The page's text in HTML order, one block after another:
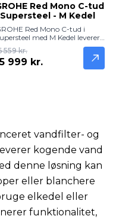
Red Mono C-tud
- M Kedel
Red Mono C-tud i
med M Kedel leverer
filtreret og kogende vand
fra hanen. Robust og
løsning til moderne
559 kr.
999 kr.
vandfilter- og
kogende vand
denne løsning kan
eller blanchere
elkedel eller
funktionalitet,